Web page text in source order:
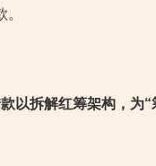
以拆解红筹架构，为